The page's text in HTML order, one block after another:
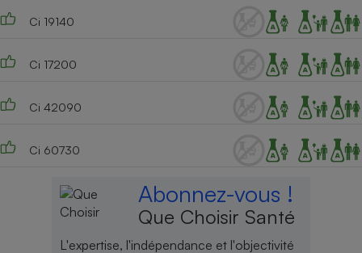
Ci 19140
Ci 17200
Ci 42090
Ci 60730
Abonnez-vous !
Que Choisir Santé
L'expertise, l'indépendance et l'objectivité